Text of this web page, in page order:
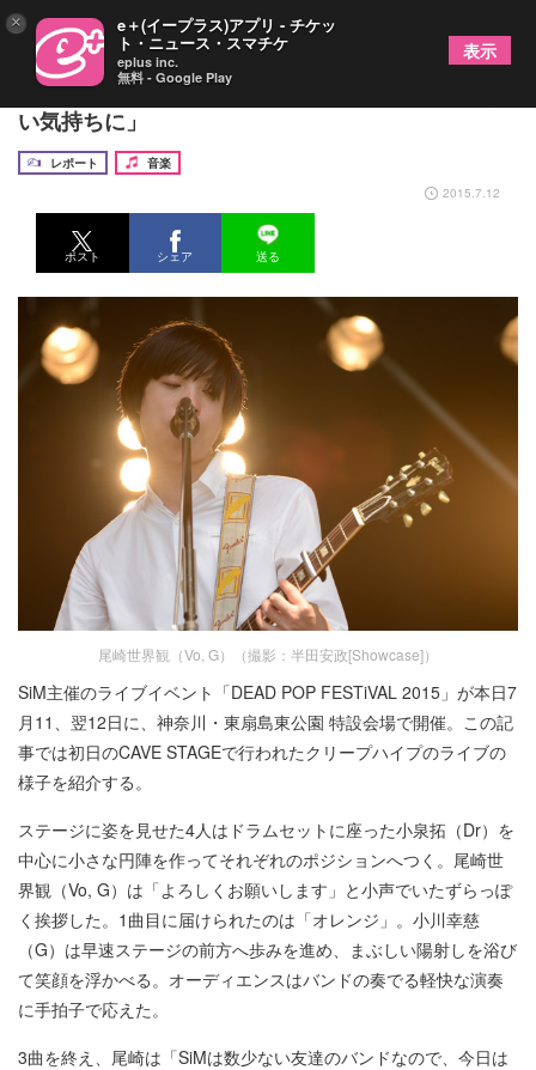
クリープハイプ、SiMフェスステージで「珍しく熱
い気持ちに」
レポート
音楽
2015.7.12
ポスト シェア 送る
尾崎世界観（Vo, G）（撮影：半田安政[Showcase]）
SiM主催のライブイベント「DEAD POP FESTiVAL 2015」が本日7
月11、翌12日に、神奈川・東扇島東公園 特設会場で開催。この記
事では初日のCAVE STAGEで行われたクリープハイプのライブの
様子を紹介する。
ステージに姿を見せた4人はドラムセットに座った小泉拓（Dr）を
中心に小さな円陣を作ってそれぞれのポジションへつく。尾崎世
界観（Vo, G）は「よろしくお願いします」と小声でいたずらっぽ
く挨拶した。1曲目に届けられたのは「オレンジ」。小川幸慈
（G）は早速ステージの前方へ歩みを進め、まぶしい陽射しを浴び
て笑顔を浮かべる。オーディエンスはバンドの奏でる軽快な演奏
に手拍子で応えた。
3曲を終え、尾崎は「SiMは数少ない友達のバンドなので、今日は
× e＋(イープラス)アプリ - チケッ
ト・ニュース・スマチケ
eplus inc.
無料 - Google Play
表示